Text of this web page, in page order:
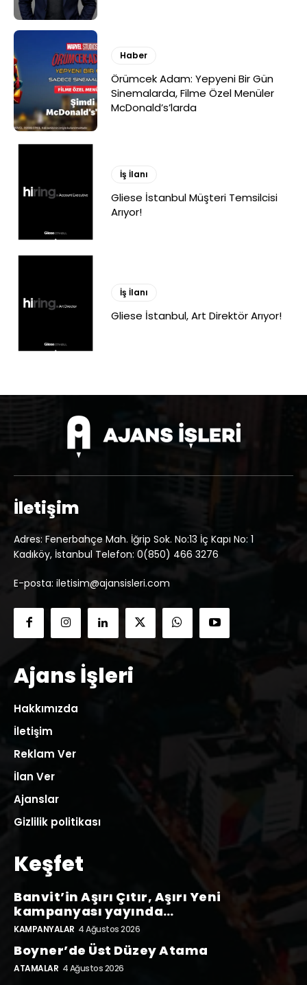
Haber
Örümcek Adam: Yepyeni Bir Gün
Sinemalarda, Filme Özel Menüler
McDonald’s’larda
İş İlanı
Gliese İstanbul Müşteri Temsilcisi
Arıyor!
İş İlanı
Gliese İstanbul, Art Direktör Arıyor!
İletişim
Adres: Fenerbahçe Mah. İğrip Sok. No:13 İç Kapı No: 1
Kadıköy, İstanbul Telefon: 0(850) 466 3276
E-posta: iletisim@ajansisleri.com
Ajans İşleri
Hakkımızda
İletişim
Reklam Ver
İlan Ver
Ajanslar
Gizlilik politikası
Keşfet
Banvit’in Aşırı Çıtır, Aşırı Yeni
kampanyası yayında…
KAMPANYALAR 4 Ağustos 2026
Boyner’de Üst Düzey Atama
ATAMALAR 4 Ağustos 2026